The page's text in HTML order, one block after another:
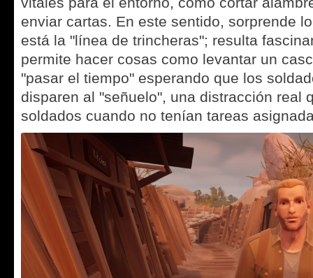
enviar cartas. En este sentido, sorprende
está la "línea de trincheras"; resulta
permite hacer cosas como levantar un
"pasar el tiempo" esperando que los
disparen al "señuelo", una distracción real
soldados cuando no tenían tareas